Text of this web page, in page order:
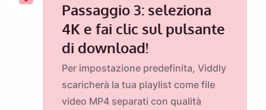
Passaggio 3: seleziona
4K e fai clic sul pulsante
di download!
Per impostazione predefinita, Viddly
scaricherà la tua playlist come file
video MP4 separati con qualità